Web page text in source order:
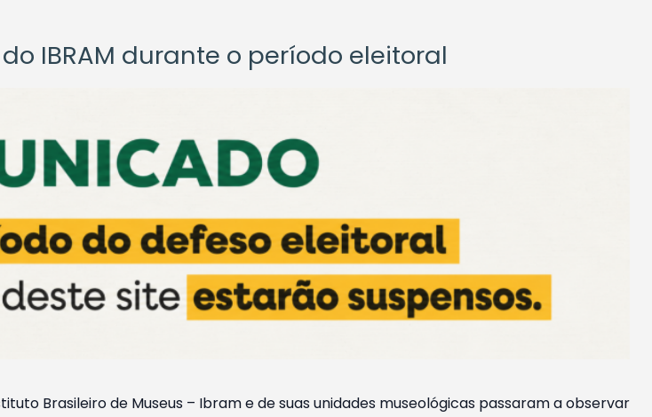
IBRAM durante o período eleitoral
Brasileiro de Museus – Ibram e de suas unidades museológicas passaram a observar